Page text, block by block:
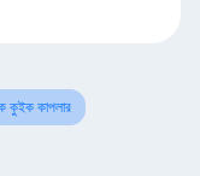
কুইক কাপলার